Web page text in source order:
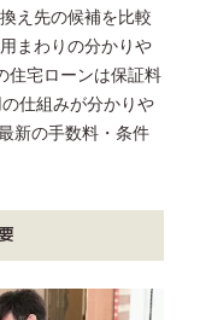
え先の候補を比較
まわりの分かりや
住宅ローンは保証料
仕組みが分かりや
新の手数料・条件